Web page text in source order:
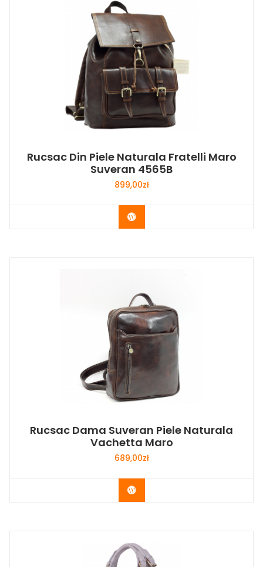
Rucsac Din Piele Naturala Fratelli Maro
Suveran 4565B
899,00zł
Buy Now
Rucsac Dama Suveran Piele Naturala
Vachetta Maro
689,00zł
Buy Now